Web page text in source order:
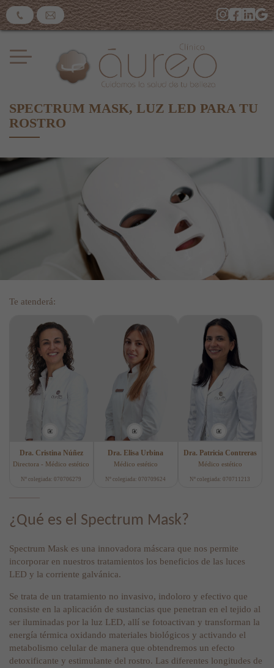
SPECTRUM MASK, LUZ LED PARA TU
ROSTRO
Te atenderá:
Dra. Cristina Núñez
Directora - Médico estético
Nº colegiada: 070706279
Dra. Elisa Urbina
Médico estético
Nº colegiada: 070709624
Dra. Patricia Contreras
Médico estético
Nº colegiada: 070711213
¿Qué es el Spectrum Mask?
Spectrum Mask es una innovadora máscara que nos permite
incorporar en nuestros tratamientos los beneficios de las luces
LED y la corriente galvánica.
Se trata de un tratamiento no invasivo, indoloro y efectivo que
consiste en la aplicación de sustancias que penetran en el tejido al
ser iluminadas por la luz LED, allí se fotoactivan y transforman la
energía térmica oxidando materiales biológicos y activando el
metabolismo celular de manera que obtendremos un efecto
detoxificante y estimulante del rostro. Las diferentes longitudes de